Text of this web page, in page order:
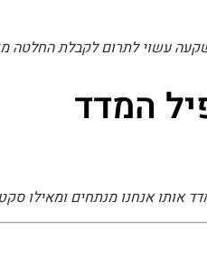
עשוי לתרום לקבלת
המדד
אותו אנחנו מנתחים ומאילו